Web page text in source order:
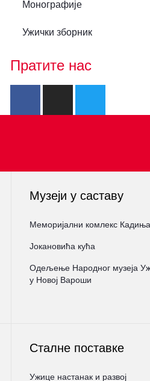
Монографије
Ужички зборник
Пратите нас
Музеји у саставу
Меморијални комлекс
Јокановића кућа
Oдељење Народног музеја
у Новој Вароши
Сталне поставке
Ужице настанак и развој